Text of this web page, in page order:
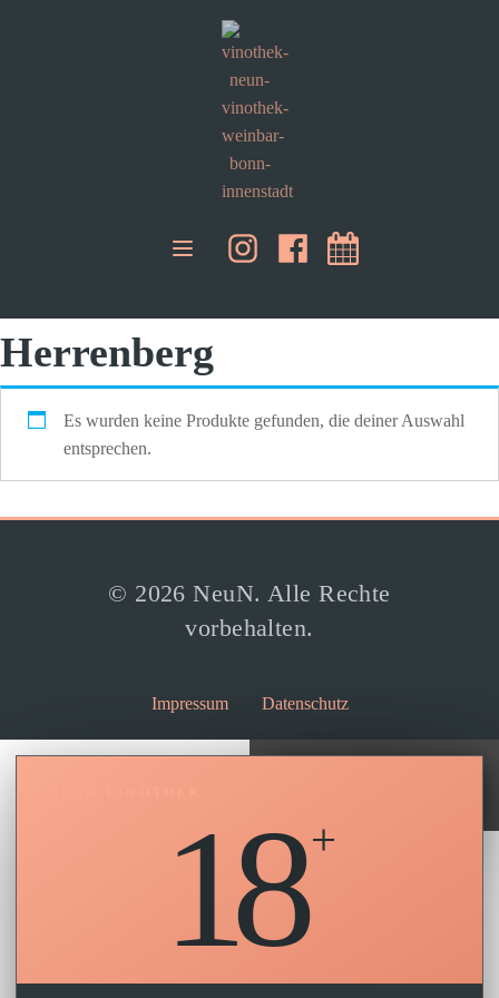
Herrenberg
Es wurden keine Produkte gefunden, die deiner Auswahl
entsprechen.
© 2026 NeuN. Alle Rechte
vorbehalten.
Impressum Datenschutz
Wir verwenden Cookies, um dir die
bestmögliche Erfahrung auf unserer
Ablehnen Einstellungen
18